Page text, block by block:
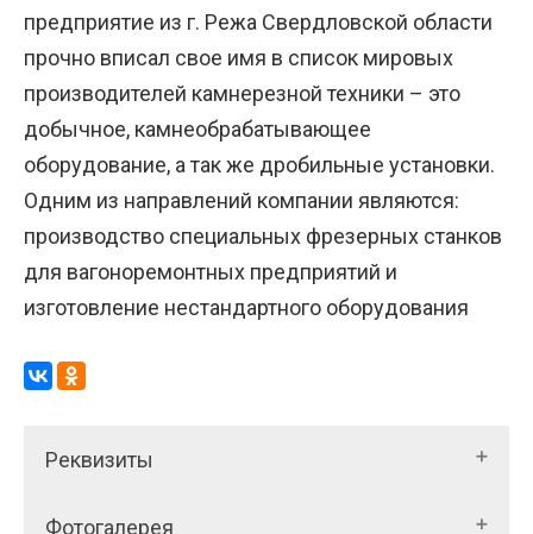
предприятие из г. Режа Свердловской области
прочно вписал свое имя в список мировых
производителей камнерезной техники – это
добычное, камнеобрабатывающее
оборудование, а так же дробильные установки.
Одним из направлений компании являются:
производство специальных фрезерных станков
для вагоноремонтных предприятий и
изготовление нестандартного оборудования
Реквизиты
Фотогалерея